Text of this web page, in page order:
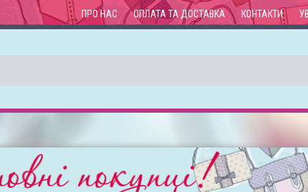
ПРО НАС ОПЛАТА ТА ДОСТАВКА КОНТАКТИ